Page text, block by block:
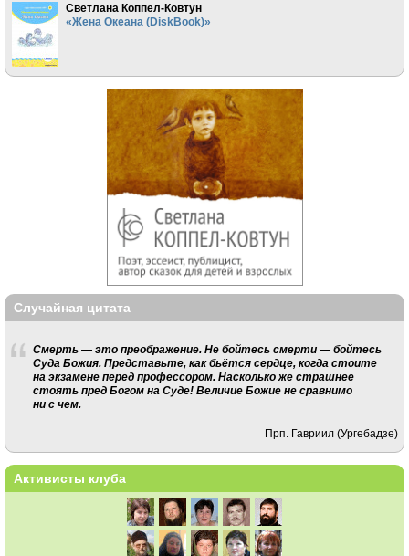
Светлана Коппел-Ковтун
«Жена Океана (DiskBook)»
Случайная цитата
Смерть — это преображение. Не бойтесь смерти — бойтесь
Суда Божия. Представьте, как бьётся сердце, когда стоите
на экзамене перед профессором. Насколько же страшнее
стоять пред Богом на Суде! Величие Божие не сравнимо
ни с чем.
Прп. Гавриил (Ургебадзе)
Активисты клуба